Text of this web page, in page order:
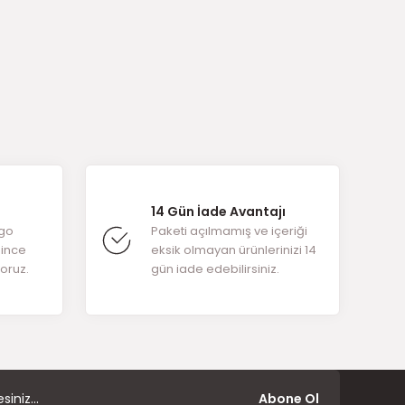
14 Gün İade Avantajı
Paketi açılmamış ve içeriği
eksik olmayan ürünlerinizi 14
gün iade edebilirsiniz.
Abone Ol